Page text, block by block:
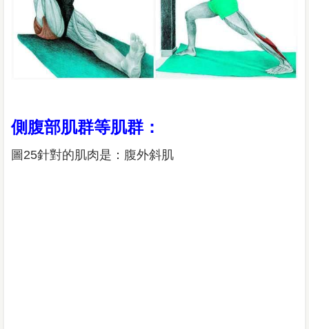
側腹部肌群等肌群：
圖25針對的肌肉是：腹外斜肌